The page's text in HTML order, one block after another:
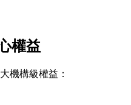
權益
機構級權益：